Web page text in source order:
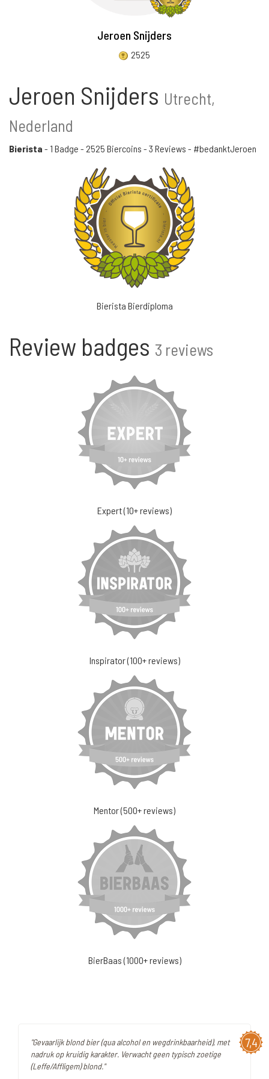
Jeroen Snijders
2525
Jeroen Snijders Utrecht,
Nederland
Bierista - 1 Badge - 2525 Biercoins - 3 Reviews - #bedanktJeroen
Bierista Bierdiploma
Review badges 3 reviews
Expert (10+ reviews)
Inspirator (100+ reviews)
Mentor (500+ reviews)
BierBaas (1000+ reviews)
7,4
"Gevaarlijk blond bier (qua alcohol en wegdrinkbaarheid), met
nadruk op kruidig karakter. Verwacht geen typisch zoetige
(Leffe/Affligem) blond."